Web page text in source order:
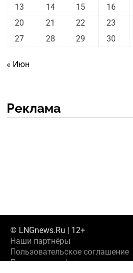
13
14 15 16
20
21 22 23
27
28 29 30
« Июн
Реклама
© LNGnews.Ru | 12+
Наши партнёры
Пользовательское соглашение
Политика конфиденциальности